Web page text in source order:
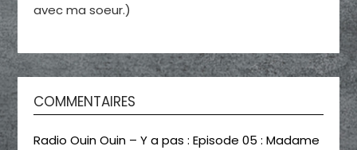
avec ma soeur.)
COMMENTAIRES
Radio Ouin Ouin – Y a pas : Episode 05 : Madame